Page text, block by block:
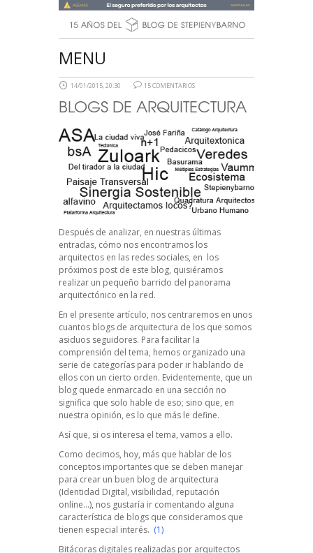
MENU
14/01/2015, 20:30 15 COMENTARIOS
BLOGS DE ARQUITECTURA
Después de analizar, en nuestras últimas
entradas, cómo nos encontramos los
arquitectos en las redes sociales, en los
próximos post de este blog, quisiéramos
realizar un pequeño barrido del panorama
arquitectónico en la red.
En el presente artículo, nos centraremos en unos
cuantos blogs de arquitectura de los que somos
asiduos seguidores. Para facilitar la
comprensión del tema, hemos organizado una
serie de categorías para poder ir hablando de
ellos con un cierto orden. Evidentemente, que un
blog quede enmarcado en una sección no
significa que solo hable de eso; sino que, en
nuestra opinión, es lo que más le define.
Así que, si os interesa el tema, vamos a ello.
Como decimos, hoy, más que hablar de los
conceptos importantes que se deben manejar
para crear un buen blog de arquitectura
(Identidad Digital, visibilidad, reputación
online…), nos gustaría ir comentando alguna
característica de blogs que consideramos que
tienen especial interés. (1)
Bitácoras digitales realizadas por arquitectos